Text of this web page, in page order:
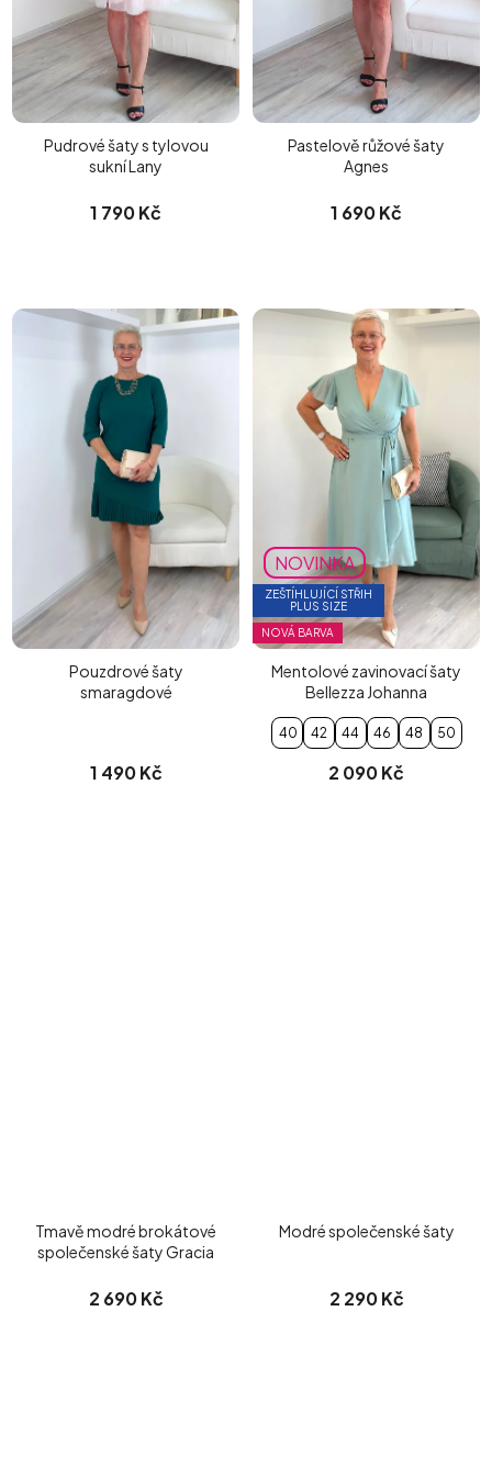
Pudrové šaty s tylovou
sukní Lany
1 790 Kč
Pastelově růžové šaty
Agnes
1 690 Kč
Pouzdrové šaty
smaragdové
1 490 Kč
NOVINKA
ZEŠTÍHLUJÍCÍ STŘIH
PLUS SIZE
NOVÁ BARVA
Mentolové zavinovací šaty
Bellezza Johanna
40 42 44 46 48 50
2 090 Kč
Tmavě modré brokátové
společenské šaty Gracia
2 690 Kč
Modré společenské šaty
2 290 Kč